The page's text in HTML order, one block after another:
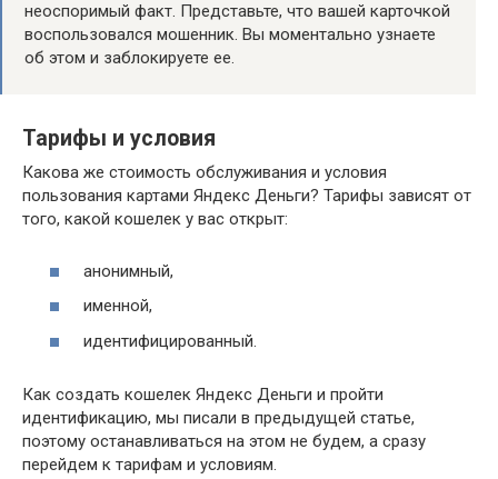
неоспоримый факт. Представьте, что вашей карточкой
воспользовался мошенник. Вы моментально узнаете
об этом и заблокируете ее.
Тарифы и условия
Какова же стоимость обслуживания и условия
пользования картами Яндекс Деньги? Тарифы зависят от
того, какой кошелек у вас открыт:
анонимный,
именной,
идентифицированный.
Как создать кошелек Яндекс Деньги и пройти
идентификацию, мы писали в предыдущей статье,
поэтому останавливаться на этом не будем, а сразу
перейдем к тарифам и условиям.